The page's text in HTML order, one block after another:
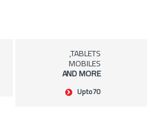
TABLETS,
MOBILES
AND MORE
Upto70